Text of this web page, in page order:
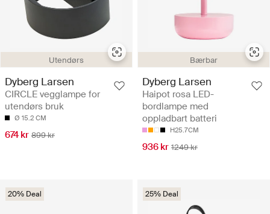
Utendørs
Dyberg Larsen
CIRCLE vegglampe for
utendørs bruk
Ø 15.2 CM
674 kr 899 kr
Bærbar
Dyberg Larsen
Haipot rosa LED-
bordlampe med
oppladbart batteri
H25.7CM
936 kr 1249 kr
20% Deal 25% Deal